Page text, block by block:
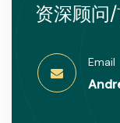
资深顾问
Email